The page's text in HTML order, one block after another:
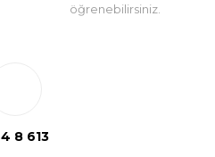
öğrenebilirsiniz.
8 613